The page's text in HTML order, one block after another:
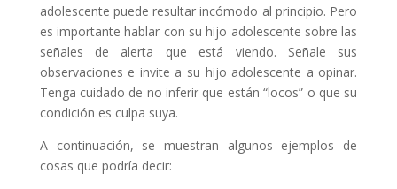
adolescente puede resultar incómodo al principio. Pero
es importante hablar con su hijo adolescente sobre las
señales de alerta que está viendo. Señale sus
observaciones e invite a su hijo adolescente a opinar.
Tenga cuidado de no inferir que están “locos” o que su
condición es culpa suya.
A continuación, se muestran algunos ejemplos de
cosas que podría decir: